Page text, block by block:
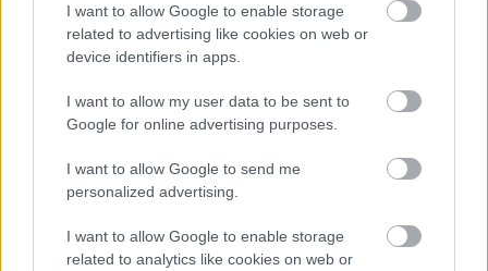
I want to allow Google to enable storage
related to advertising like cookies on web or
device identifiers in apps.
I want to allow my user data to be sent to
Google for online advertising purposes.
I want to allow Google to send me
personalized advertising.
I want to allow Google to enable storage
related to analytics like cookies on web or
Hetvenöt évvel ezelőtt, 1941. október 3-án mutatták
hivatkozási pontként szolgáló klasszikusát: A máltai
sólyom a később pazar karriert befutott
magándetektív-mozik első nevezetes képviselője.
Joggal mondhatjuk, hogy az olyan későbbi
remekművek, mint a…